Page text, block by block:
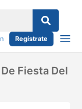
Regístrate
Fiesta Del